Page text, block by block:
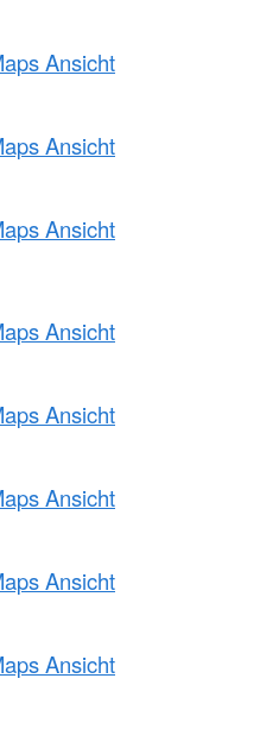
Ansicht
Ansicht
Ansicht
Ansicht
Ansicht
Ansicht
Ansicht
Ansicht